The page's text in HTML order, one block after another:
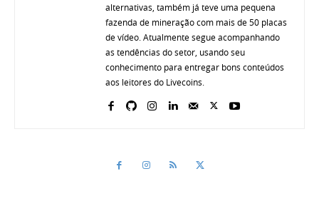
alternativas, também já teve uma pequena
fazenda de mineração com mais de 50 placas
de vídeo. Atualmente segue acompanhando
as tendências do setor, usando seu
conhecimento para entregar bons conteúdos
aos leitores do Livecoins.